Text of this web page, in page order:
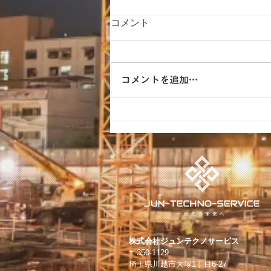
ンス・レジリエンス 2026」in
東京ビッグサイト 出展のお知
らせ
コメント
コメントを追加…
株式会社ジュンテクノサービス
〒350-1129
埼玉県川越市大塚1丁目6-27